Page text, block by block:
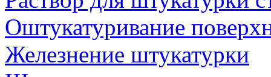
Oштукатуривание
Железнение штукатурки